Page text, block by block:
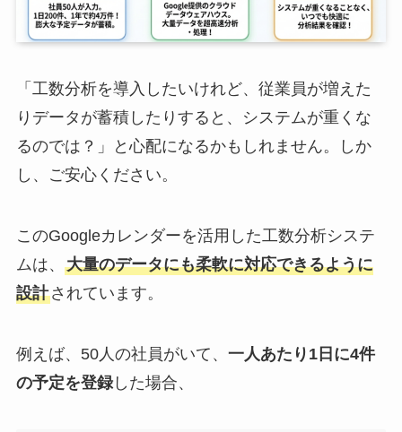
「工数分析を導入したいけれど、従業員が増えた
りデータが蓄積したりすると、システムが重くな
るのでは？」と心配になるかもしれません。しか
し、ご安心ください。
このGoogleカレンダーを活用した工数分析システ
ムは、 大量のデータにも柔軟に対応できるように
設計されています。
例えば、50人の社員がいて、 一人あたり1日に4件
の予定を登録した場合、